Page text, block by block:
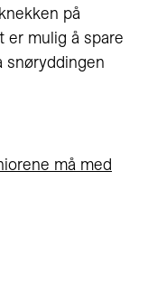
på
er mulig å spare
snøryddingen
må med